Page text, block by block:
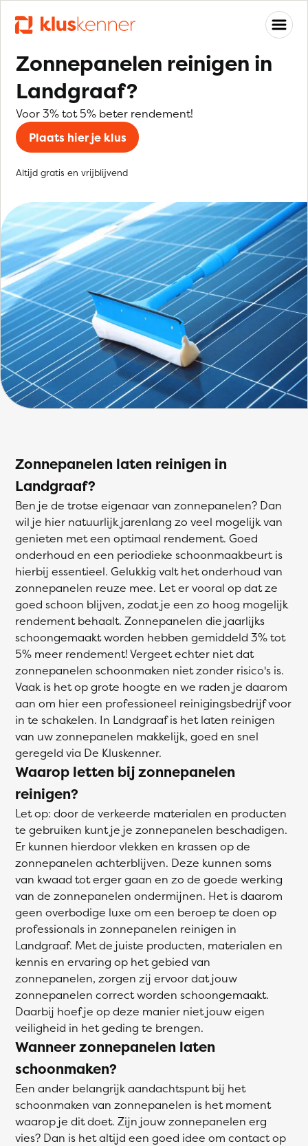
Zonnepanelen reinigen in
Landgraaf?
Voor 3% tot 5% beter rendement!
Plaats hier je klus
Altijd gratis en vrijblijvend
Zonnepanelen laten reinigen in
Landgraaf?
Ben je de trotse eigenaar van zonnepanelen? Dan
wil je hier natuurlijk jarenlang zo veel mogelijk van
genieten met een optimaal rendement. Goed
onderhoud en een periodieke schoonmaakbeurt is
hierbij essentieel. Gelukkig valt het onderhoud van
zonnepanelen reuze mee. Let er vooral op dat ze
goed schoon blijven, zodat je een zo hoog mogelijk
rendement behaalt. Zonnepanelen die jaarlijks
schoongemaakt worden hebben gemiddeld 3% tot
5% meer rendement! Vergeet echter niet dat
zonnepanelen schoonmaken niet zonder risico's is.
Vaak is het op grote hoogte en we raden je daarom
aan om hier een professioneel reinigingsbedrijf voor
in te schakelen. In Landgraaf is het laten reinigen
van uw zonnepanelen makkelijk, goed en snel
geregeld via De Kluskenner.
Waarop letten bij zonnepanelen
reinigen?
Let op: door de verkeerde materialen en producten
te gebruiken kunt je je zonnepanelen beschadigen.
Er kunnen hierdoor vlekken en krassen op de
zonnepanelen achterblijven. Deze kunnen soms
van kwaad tot erger gaan en zo de goede werking
van de zonnepanelen ondermijnen. Het is daarom
geen overbodige luxe om een beroep te doen op
professionals in zonnepanelen reinigen in
Landgraaf. Met de juiste producten, materialen en
kennis en ervaring op het gebied van
zonnepanelen, zorgen zij ervoor dat jouw
zonnepanelen correct worden schoongemaakt.
Daarbij hoef je op deze manier niet jouw eigen
veiligheid in het geding te brengen.
Wanneer zonnepanelen laten
schoonmaken?
Een ander belangrijk aandachtspunt bij het
schoonmaken van zonnepanelen is het moment
waarop je dit doet. Zijn jouw zonnepanelen erg
vies? Dan is het altijd een goed idee om contact op